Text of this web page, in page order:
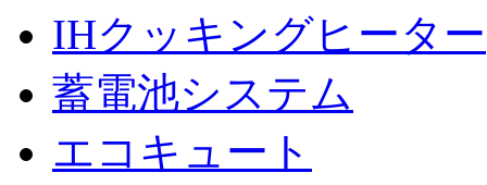
IHクッキングヒーター
蓄電池システム
エコキュート